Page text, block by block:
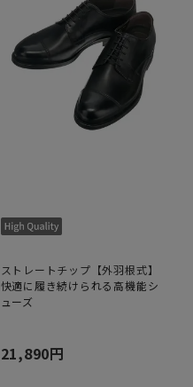
ストレートチップ【外羽根式】
快適に履き続けられる高機能シ
ューズ
21,890円